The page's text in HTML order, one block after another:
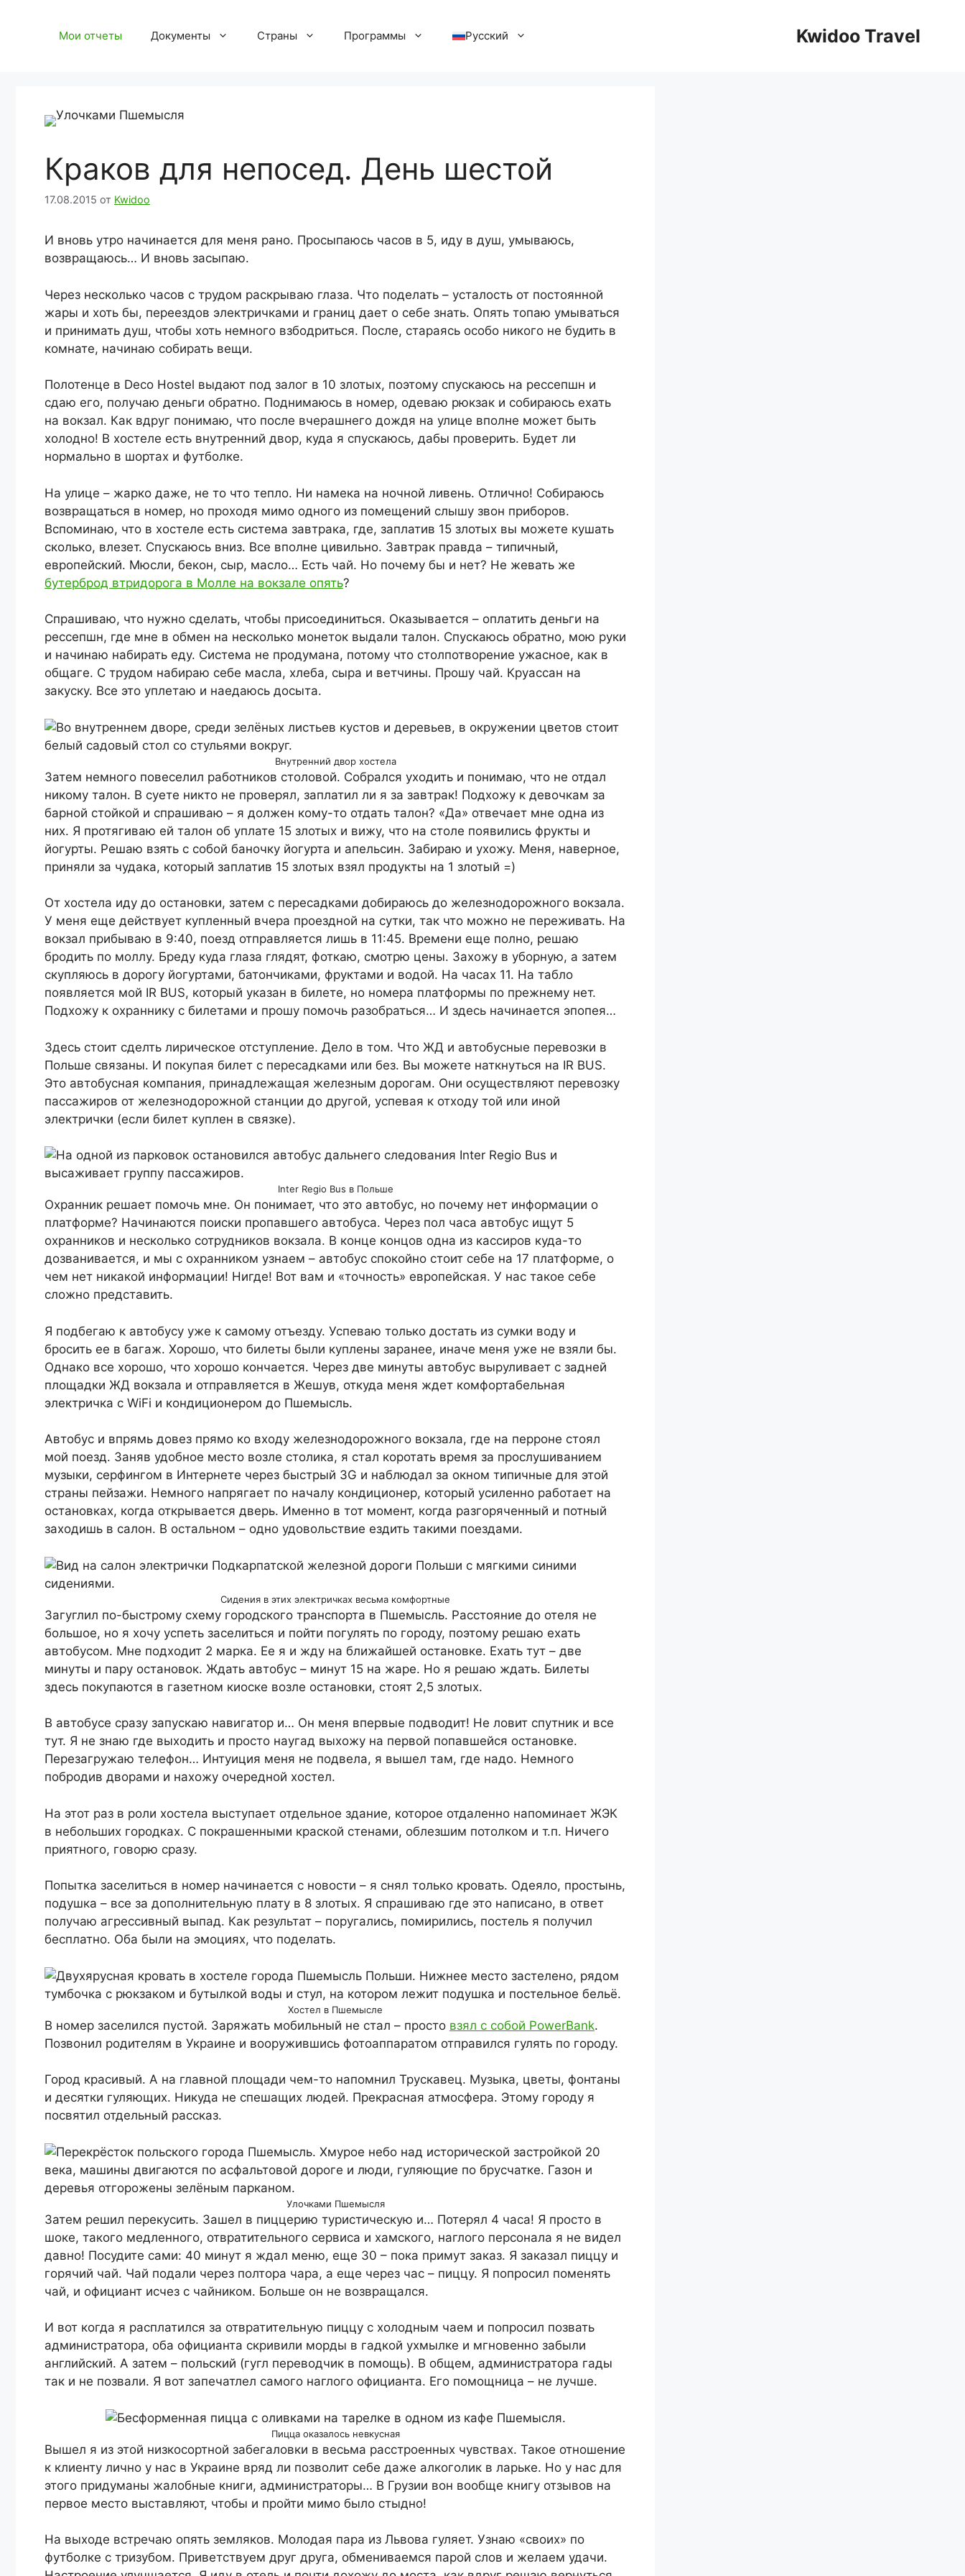
содержимому
Kwidoo Travel
Мои отчеты Документы Страны Программы Русский
Краков для непосед. День шестой
17.08.2015 от Kwidoo
И вновь утро начинается для меня рано. Просыпаюсь часов в 5, иду в душ, умываюсь,
возвращаюсь… И вновь засыпаю.
Через несколько часов с трудом раскрываю глаза. Что поделать – усталость от постоянной
жары и хоть бы, переездов электричками и границ дает о себе знать. Опять топаю умываться
и принимать душ, чтобы хоть немного взбодриться. После, стараясь особо никого не будить в
комнате, начинаю собирать вещи.
Полотенце в Deco Hostel выдают под залог в 10 злотых, поэтому спускаюсь на рессепшн и
сдаю его, получаю деньги обратно. Поднимаюсь в номер, одеваю рюкзак и собираюсь ехать
на вокзал. Как вдруг понимаю, что после вчерашнего дождя на улице вполне может быть
холодно! В хостеле есть внутренний двор, куда я спускаюсь, дабы проверить. Будет ли
нормально в шортах и футболке.
На улице – жарко даже, не то что тепло. Ни намека на ночной ливень. Отлично! Собираюсь
возвращаться в номер, но проходя мимо одного из помещений слышу звон приборов.
Вспоминаю, что в хостеле есть система завтрака, где, заплатив 15 злотых вы можете кушать
сколько, влезет. Спускаюсь вниз. Все вполне цивильно. Завтрак правда – типичный,
европейский. Мюсли, бекон, сыр, масло… Есть чай. Но почему бы и нет? Не жевать же
бутерброд втридорога в Молле на вокзале опять?
Спрашиваю, что нужно сделать, чтобы присоединиться. Оказывается – оплатить деньги на
рессепшн, где мне в обмен на несколько монеток выдали талон. Спускаюсь обратно, мою руки
и начинаю набирать еду. Система не продумана, потому что столпотворение ужасное, как в
общаге. С трудом набираю себе масла, хлеба, сыра и ветчины. Прошу чай. Круассан на
закуску. Все это уплетаю и наедаюсь досыта.
Внутренний двор хостела
Затем немного повеселил работников столовой. Собрался уходить и понимаю, что не отдал
никому талон. В суете никто не проверял, заплатил ли я за завтрак! Подхожу к девочкам за
барной стойкой и спрашиваю – я должен кому-то отдать талон? «Да» отвечает мне одна из
них. Я протягиваю ей талон об уплате 15 злотых и вижу, что на столе появились фрукты и
йогурты. Решаю взять с собой баночку йогурта и апельсин. Забираю и ухожу. Меня, наверное,
приняли за чудака, который заплатив 15 злотых взял продукты на 1 злотый =)
От хостела иду до остановки, затем с пересадками добираюсь до железнодорожного вокзала.
У меня еще действует купленный вчера проездной на сутки, так что можно не переживать. На
вокзал прибываю в 9:40, поезд отправляется лишь в 11:45. Времени еще полно, решаю
бродить по моллу. Бреду куда глаза глядят, фоткаю, смотрю цены. Захожу в уборную, а затем
скупляюсь в дорогу йогуртами, батончиками, фруктами и водой. На часах 11. На табло
появляется мой IR BUS, который указан в билете, но номера платформы по прежнему нет.
Подхожу к охраннику с билетами и прошу помочь разобраться… И здесь начинается эпопея…
Здесь стоит сделть лирическое отступление. Дело в том. Что ЖД и автобусные перевозки в
Польше связаны. И покупая билет с пересадками или без. Вы можете наткнуться на IR BUS.
Это автобусная компания, принадлежащая железным дорогам. Они осуществляют перевозку
пассажиров от железнодорожной станции до другой, успевая к отходу той или иной
электрички (если билет куплен в связке).
Inter Regio Bus в Польше
Охранник решает помочь мне. Он понимает, что это автобус, но почему нет информации о
платформе? Начинаются поиски пропавшего автобуса. Через пол часа автобус ищут 5
охранников и несколько сотрудников вокзала. В конце концов одна из кассиров куда-то
дозванивается, и мы с охранником узнаем – автобус спокойно стоит себе на 17 платформе, о
чем нет никакой информации! Нигде! Вот вам и «точность» европейская. У нас такое себе
сложно представить.
Я подбегаю к автобусу уже к самому отъезду. Успеваю только достать из сумки воду и
бросить ее в багаж. Хорошо, что билеты были куплены заранее, иначе меня уже не взяли бы.
Однако все хорошо, что хорошо кончается. Через две минуты автобус выруливает с задней
площадки ЖД вокзала и отправляется в Жешув, откуда меня ждет комфортабельная
электричка с WiFi и кондиционером до Пшемысль.
Автобус и впрямь довез прямо ко входу железнодорожного вокзала, где на перроне стоял
мой поезд. Заняв удобное место возле столика, я стал коротать время за прослушиванием
музыки, серфингом в Интернете через быстрый 3G и наблюдал за окном типичные для этой
страны пейзажи. Немного напрягает по началу кондиционер, который усиленно работает на
остановках, когда открывается дверь. Именно в тот момент, когда разгоряченный и потный
заходишь в салон. В остальном – одно удовольствие ездить такими поездами.
Сидения в этих электричках весьма комфортные
Загуглил по-быстрому схему городского транспорта в Пшемысль. Расстояние до отеля не
большое, но я хочу успеть заселиться и пойти погулять по городу, поэтому решаю ехать
автобусом. Мне подходит 2 марка. Ее я и жду на ближайшей остановке. Ехать тут – две
минуты и пару остановок. Ждать автобус – минут 15 на жаре. Но я решаю ждать. Билеты
здесь покупаются в газетном киоске возле остановки, стоят 2,5 злотых.
В автобусе сразу запускаю навигатор и… Он меня впервые подводит! Не ловит спутник и все
тут. Я не знаю где выходить и просто наугад выхожу на первой попавшейся остановке.
Перезагружаю телефон… Интуиция меня не подвела, я вышел там, где надо. Немного
побродив дворами и нахожу очередной хостел.
На этот раз в роли хостела выступает отдельное здание, которое отдаленно напоминает ЖЭК
в небольших городках. С покрашенными краской стенами, облезшим потолком и т.п. Ничего
приятного, говорю сразу.
Попытка заселиться в номер начинается с новости – я снял только кровать. Одеяло, простынь,
подушка – все за дополнительную плату в 8 злотых. Я спрашиваю где это написано, в ответ
получаю агрессивный выпад. Как результат – поругались, помирились, постель я получил
бесплатно. Оба были на эмоциях, что поделать.
Хостел в Пшемысле
В номер заселился пустой. Заряжать мобильный не стал – просто взял с собой PowerBank.
Позвонил родителям в Украине и вооружившись фотоаппаратом отправился гулять по городу.
Город красивый. А на главной площади чем-то напомнил Трускавец. Музыка, цветы, фонтаны
и десятки гуляющих. Никуда не спешащих людей. Прекрасная атмосфера. Этому городу я
посвятил отдельный рассказ.
Улочками Пшемысля
Затем решил перекусить. Зашел в пиццерию туристическую и… Потерял 4 часа! Я просто в
шоке, такого медленного, отвратительного сервиса и хамского, наглого персонала я не видел
давно! Посудите сами: 40 минут я ждал меню, еще 30 – пока примут заказ. Я заказал пиццу и
горячий чай. Чай подали через полтора чара, а еще через час – пиццу. Я попросил поменять
чай, и официант исчез с чайником. Больше он не возвращался.
И вот когда я расплатился за отвратительную пиццу с холодным чаем и попросил позвать
администратора, оба официанта скривили морды в гадкой ухмылке и мгновенно забыли
английский. А затем – польский (гугл переводчик в помощь). В общем, администратора гады
так и не позвали. Я вот запечатлел самого наглого официанта. Его помощница – не лучше.
Пицца оказалось невкусная
Вышел я из этой низкосортной забегаловки в весьма расстроенных чувствах. Такое отношение
к клиенту лично у нас в Украине вряд ли позволит себе даже алкоголик в ларьке. Но у нас для
этого придуманы жалобные книги, администраторы… В Грузии вон вообще книгу отзывов на
первое место выставляют, чтобы и пройти мимо было стыдно!
На выходе встречаю опять земляков. Молодая пара из Львова гуляет. Узнаю «своих» по
футболке с тризубом. Приветствуем друг друга, обмениваемся парой слов и желаем удачи.